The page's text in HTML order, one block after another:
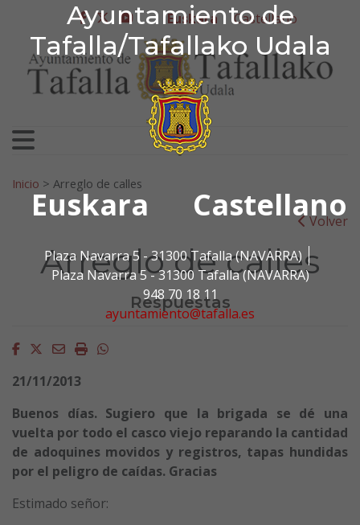
Ayuntamiento de
Tafalla/Tafallako Udala
Euskara Castellano
Plaza Navarra 5 - 31300 Tafalla (NAVARRA)
Plaza Navarra 5 - 31300 Tafalla (NAVARRA)
948 70 18 11
ayuntamiento@tafalla.es
Ir al contenido
Ayuntamiento de
facebook
twitter
youtube
Euskara Castellano
Bilatu:
Inicio > Arreglo de calles
Volver
Arreglo de calles
Respuestas
Facebook
Twitter
EmailImprimirWhatsapp
21/11/2013
Buenos días. Sugiero que la brigada se dé una
vuelta por todo el casco viejo reparando la cantidad
de adoquines movidos y registros, tapas hundidas
por el peligro de caídas. Gracias
Estimado señor: